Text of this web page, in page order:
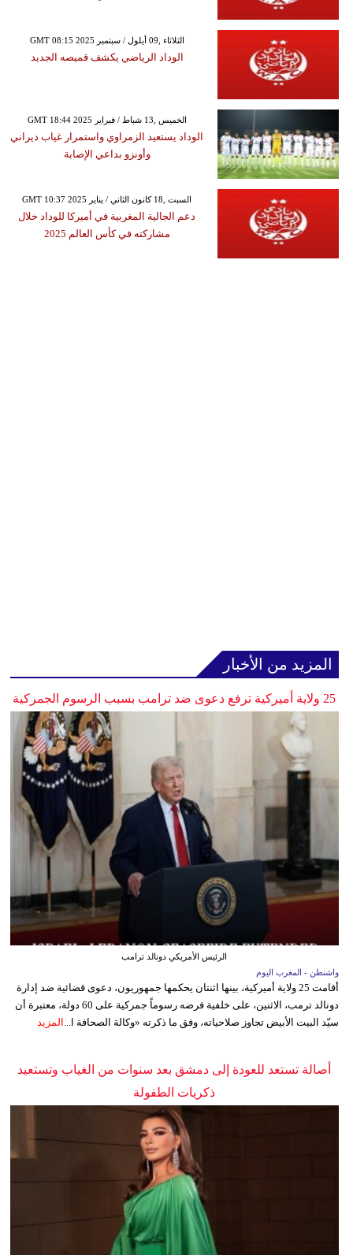
GMT 08:15 2025 الثلاثاء ,09 أيلول / سبتمبر
الوداد الرياضي يكشف قميصه الجديد
GMT 18:44 2025 الخميس ,13 شباط / فبراير
الوداد يستعيد الزمراوي واستمرار غياب ديراني
وأونزو بداعي الإصابة
GMT 10:37 2025 السبت ,18 كانون الثاني / يناير
دعم الجالية المغربية في أميركا للوداد خلال
مشاركته في كأس العالم 2025
المزيد من الأخبار
25 ولاية أميركية ترفع دعوى ضد ترامب بسبب الرسوم الجمركية
الرئيس الأمريكي دونالد ترامب
واشنطن - المغرب اليوم
أقامت 25 ولاية أميركية، بينها اثنتان يحكمها جمهوريون، دعوى قضائية ضد إدارة
دونالد ترمب، الاثنين، على خلفية فرضه رسوماً جمركية على 60 دولة، معتبرة أن
سيّد البيت الأبيض تجاوز صلاحياته، وفق ما ذكرته «وكالة الصحافة ا... المزيد
أصالة تستعد للعودة إلى دمشق بعد سنوات من الغياب وتستعيد
ذكريات الطفولة